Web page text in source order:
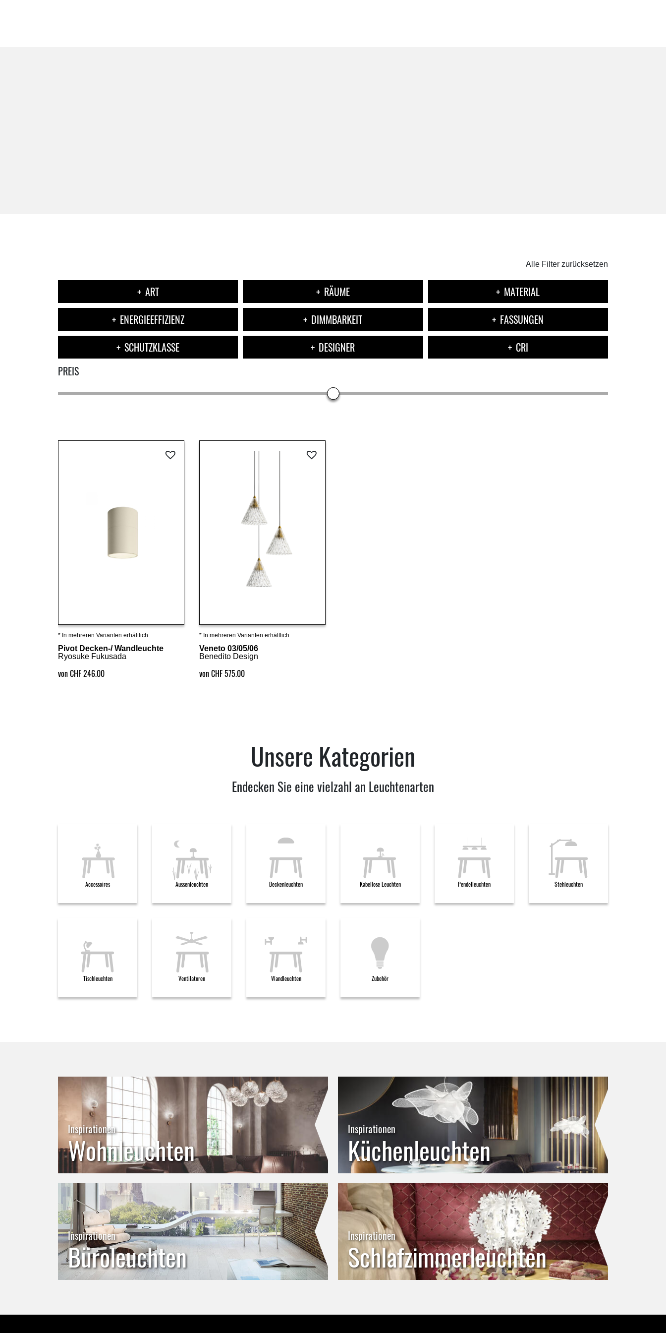
Alle Filter zurücksetzen
ART RÄUME
MATERIAL
ENERGIEEFFIZIENZ
DIMMBARKEIT
FASSUNGEN
SCHUTZKLASSE
DESIGNER
CRI
PREIS
Details ansehen
* In mehreren Varianten erhältlich
Pivot Decken-/ Wandleuchte
Ryosuke Fukusada
von CHF 246.00
Details ansehen
* In mehreren Varianten erhältlich
Veneto 03/05/06
Benedito Design
von CHF 575.00
Unsere Kategorien
Endecken Sie eine vielzahl an Leuchtenarten
Accessoires Aussenleuchten Deckenleuchten Kabellose Leuchten Pendelleuchten Stehleuchten
Tischleuchten Ventilatoren Wandleuchten Zubehör
Inspirationen
Wohnleuchten
Inspirationen
Küchenleuchten
Inspirationen
Büroleuchten
Inspirationen
Schlafzimmerleuchten